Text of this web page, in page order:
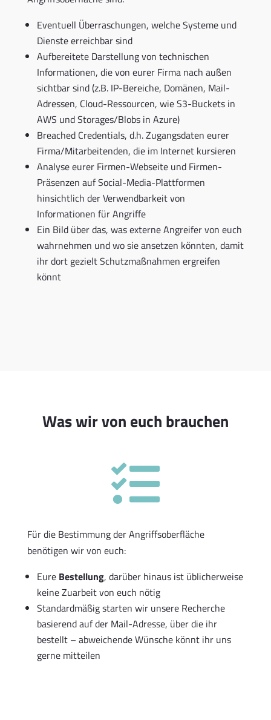
Eventuell Überraschungen, welche Systeme und
Dienste erreichbar sind
Aufbereitete Darstellung von technischen
Informationen, die von eurer Firma nach außen
sichtbar sind (z.B. IP-Bereiche, Domänen, Mail-
Adressen, Cloud-Ressourcen, wie S3-Buckets in
AWS und Storages/Blobs in Azure)
Breached Credentials, d.h. Zugangsdaten eurer
Firma/Mitarbeitenden, die im Internet kursieren
Analyse eurer Firmen-Webseite und Firmen-
Präsenzen auf Social-Media-Plattformen
hinsichtlich der Verwendbarkeit von
Informationen für Angriffe
Ein Bild über das, was externe Angreifer von euch
wahrnehmen und wo sie ansetzen könnten, damit
ihr dort gezielt Schutzmaßnahmen ergreifen
könnt
Was wir von euch brauchen
Für die Bestimmung der Angriffsoberfläche
benötigen wir von euch:
Eure Bestellung, darüber hinaus ist üblicherweise
keine Zuarbeit von euch nötig
Standardmäßig starten wir unsere Recherche
basierend auf der Mail-Adresse, über die ihr
bestellt – abweichende Wünsche könnt ihr uns
gerne mitteilen
